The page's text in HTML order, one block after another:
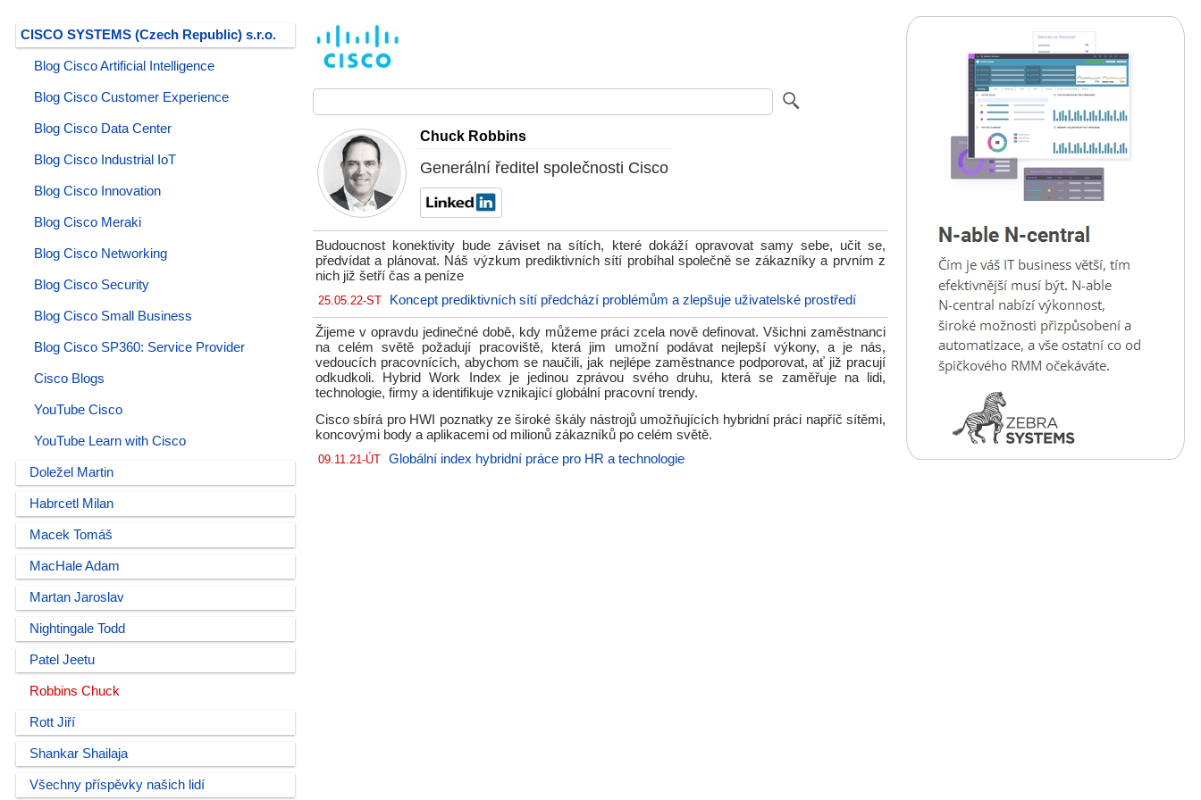
CISCO SYSTEMS (Czech Republic) s.r.o.
Blog Cisco Artificial Intelligence
Blog Cisco Customer Experience
Blog Cisco Data Center
Blog Cisco Industrial IoT
Blog Cisco Innovation
Blog Cisco Meraki
Blog Cisco Networking
Blog Cisco Security
Blog Cisco Small Business
Blog Cisco SP360: Service Provider
Cisco Blogs
YouTube Cisco
YouTube Learn with Cisco
Doležel Martin
Habrcetl Milan
Macek Tomáš
MacHale Adam
Martan Jaroslav
Nightingale Todd
Patel Jeetu
Robbins Chuck
Rott Jiří
Shankar Shailaja
Všechny příspěvky našich lidí
Chuck Robbins
Generální ředitel společnosti Cisco
Budoucnost konektivity bude záviset na sítích, které dokáží opravovat samy sebe, učit se,
předvídat a plánovat. Náš výzkum prediktivních sítí probíhal společně se zákazníky a prvním z
nich již šetří čas a peníze
25.05.22-ST Koncept prediktivních sítí předchází problémům a zlepšuje uživatelské prostředí
Žijeme v opravdu jedinečné době, kdy můžeme práci zcela nově definovat. Všichni zaměstnanci
na celém světě požadují pracoviště, která jim umožní podávat nejlepší výkony, a je nás,
vedoucích pracovnících, abychom se naučili, jak nejlépe zaměstnance podporovat, ať již pracují
odkudkoli. Hybrid Work Index je jedinou zprávou svého druhu, která se zaměřuje na lidi,
technologie, firmy a identifikuje vznikající globální pracovní trendy.
Cisco sbírá pro HWI poznatky ze široké škály nástrojů umožňujících hybridní práci napříč sítěmi,
koncovými body a aplikacemi od milionů zákazníků po celém světě.
09.11.21-ÚT Globální index hybridní práce pro HR a technologie